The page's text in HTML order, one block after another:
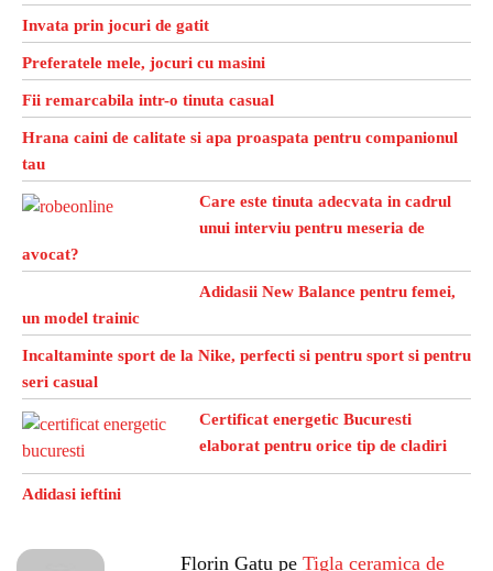
Invata prin jocuri de gatit
Preferatele mele, jocuri cu masini
Fii remarcabila intr-o tinuta casual
Hrana caini de calitate si apa proaspata pentru companionul
tau
Care este tinuta adecvata in cadrul
unui interviu pentru meseria de
avocat?
Adidasii New Balance pentru femei,
un model trainic
Incaltaminte sport de la Nike, perfecti si pentru sport si pentru
seri casual
Certificat energetic Bucuresti
elaborat pentru orice tip de cladiri
Adidasi ieftini
Florin Gatu pe Tigla ceramica de